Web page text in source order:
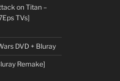
on Titan –
TVs]
DVD + Bluray
Remake]